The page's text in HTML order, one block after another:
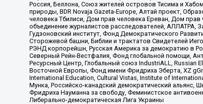
Россия, Беллона, Союз жителей островов Тисима и
природы, BDR Novaja Gazeta-Europe, Алтай проект,
человека Тбилиси, Дом прав человека Ереван, Дом
объединение журналистов расследователей, АЛЛАТРА,
Гудзоновский институт, Фонд Демократического
Сторожевой башни, Библии и трактатов Свидетелей
РЭНД корпорейшн, Русская Америка за демократию в
Северный Рейн-Вестфалия, Фонд глобальной помощи,
Ресурсный Центр, Глобальный союз IndustriALL, Russian
Восточной Европы, Фонд имени Фридриха Эберта, XZ
International Education, Cultural Vistas, Institute of
Мунка, Российско-канадский демократический
Фридриха Науманна за свободу, Феминистское
Либерально-демократическая Лига Украины